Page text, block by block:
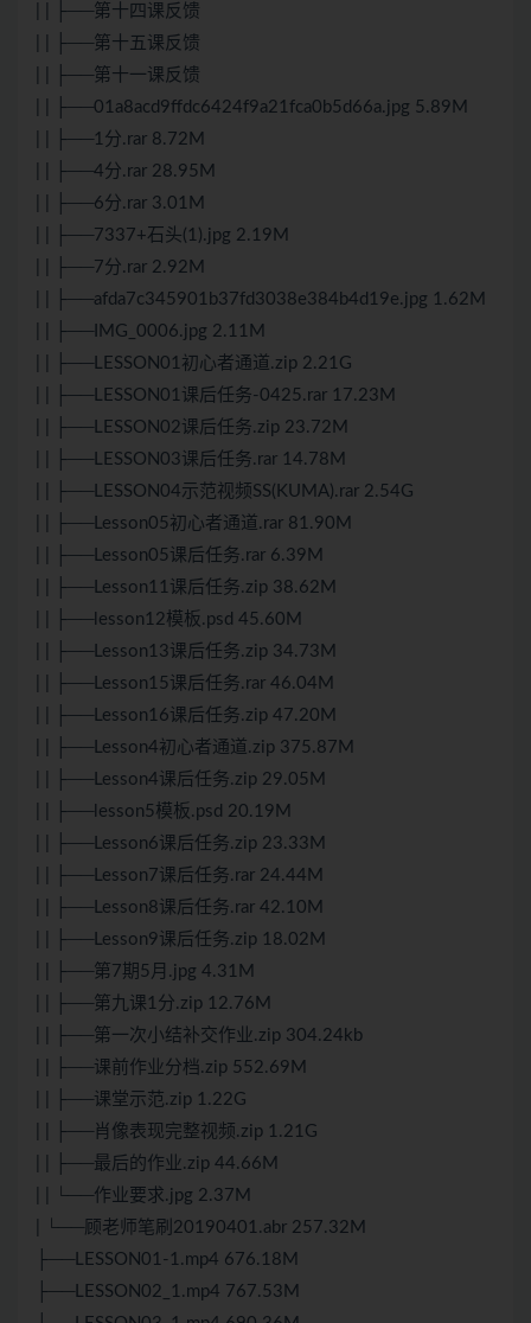
| | ├──第十四课反馈
| | ├──第十五课反馈
| | ├──第十一课反馈
| | ├──01a8acd9ffdc6424f9a21fca0b5d66a.jpg 5.89M
| | ├──1分.rar 8.72M
| | ├──4分.rar 28.95M
| | ├──6分.rar 3.01M
| | ├──7337+石头(1).jpg 2.19M
| | ├──7分.rar 2.92M
| | ├──afda7c345901b37fd3038e384b4d19e.jpg 1.62M
| | ├──IMG_0006.jpg 2.11M
| | ├──LESSON01初心者通道.zip 2.21G
| | ├──LESSON01课后任务-0425.rar 17.23M
| | ├──LESSON02课后任务.zip 23.72M
| | ├──LESSON03课后任务.rar 14.78M
| | ├──LESSON04示范视频SS(KUMA).rar 2.54G
| | ├──Lesson05初心者通道.rar 81.90M
| | ├──Lesson05课后任务.rar 6.39M
| | ├──Lesson11课后任务.zip 38.62M
| | ├──lesson12模板.psd 45.60M
| | ├──Lesson13课后任务.zip 34.73M
| | ├──Lesson15课后任务.rar 46.04M
| | ├──Lesson16课后任务.zip 47.20M
| | ├──Lesson4初心者通道.zip 375.87M
| | ├──Lesson4课后任务.zip 29.05M
| | ├──lesson5模板.psd 20.19M
| | ├──Lesson6课后任务.zip 23.33M
| | ├──Lesson7课后任务.rar 24.44M
| | ├──Lesson8课后任务.rar 42.10M
| | ├──Lesson9课后任务.zip 18.02M
| | ├──第7期5月.jpg 4.31M
| | ├──第九课1分.zip 12.76M
| | ├──第一次小结补交作业.zip 304.24kb
| | ├──课前作业分档.zip 552.69M
| | ├──课堂示范.zip 1.22G
| | ├──肖像表现完整视频.zip 1.21G
| | ├──最后的作业.zip 44.66M
| | └──作业要求.jpg 2.37M
| └──顾老师笔刷20190401.abr 257.32M
├──LESSON01-1.mp4 676.18M
├──LESSON02_1.mp4 767.53M